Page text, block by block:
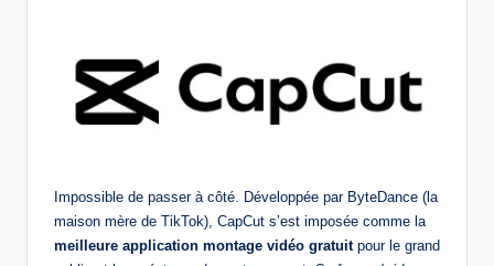
Impossible de passer à côté. Développée par ByteDance (la
maison mère de TikTok), CapCut s’est imposée comme la
meilleure application montage vidéo gratuitpour le grand